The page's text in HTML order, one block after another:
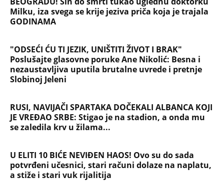
Milku, iza svega se krije jeziva priča koja je trajala
GODINAMA
"ODSEĆI ĆU TI JEZIK, UNIŠTITI ŽIVOT I BRAK"
Poslušajte glasovne poruke Ane Nikolić: Besna i
nezaustavljiva uputila brutalne uvrede i pretnje
Slobinoj Jeleni
RUSI, NAVIJAČI SPARTAKA DOČEKALI ALBANCA KOJI
JE VREĐAO SRBE: Stigao je na stadion, a onda mu
se zaledila krv u žilama...
U ELITI 10 BIĆE NEVIĐEN HAOS! Ovo su do sada
potvrđeni učesnici, stari računi dolaze na naplatu,
a stiže i stari vuk rijalitija